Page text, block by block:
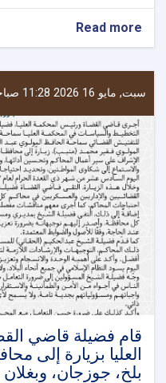
Read more
نائب
القضائية
بالمحكمة
يزور
محافظات
تخار
وسمنغان
وفارياب
وسربل
بهدف
متابعة
سير
العمل
في
المحاكم
وتحسين
أدائها
سبت, مايو 16 2026 11:28 صباحا
قام فضیلة قاضي
العليا بزيارة إلى
بلخ، جوزجان، وبغلان